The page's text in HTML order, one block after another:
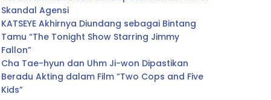
Skandal Agensi
KATSEYE Akhirnya Diundang sebagai Bintang
Tamu “The Tonight Show Starring Jimmy
Fallon”
Cha Tae-hyun dan Uhm Ji-won Dipastikan
Beradu Akting dalam Film “Two Cops and Five
Kids”